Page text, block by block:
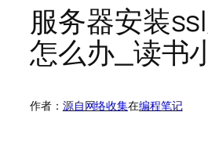
服务器安装
怎么办_读书
作者： 源自网络收集在编程笔记